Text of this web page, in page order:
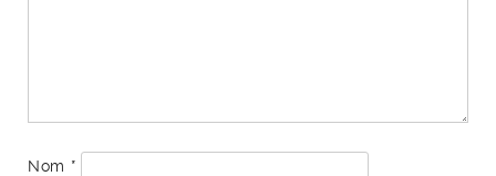
Nom *